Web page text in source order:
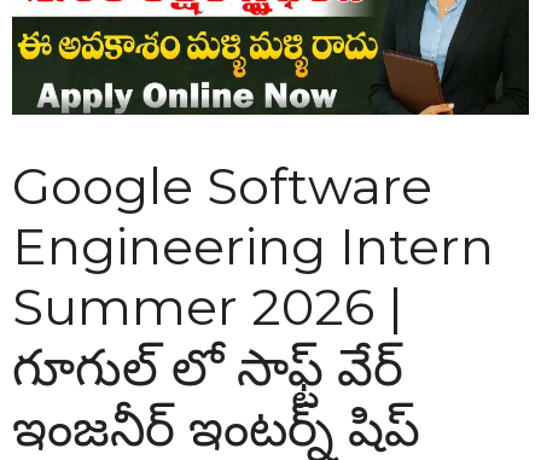
Google Software
Engineering Intern
Summer 2026 |
గూగుల్ లో సాఫ్ట్ వేర్
ఇంజనీర్ ఇంటర్న్ షిప్